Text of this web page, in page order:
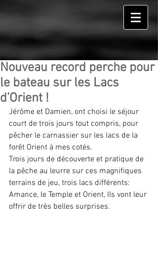
Nouveau record perche pour
le bateau sur les Lacs
d’Orient !
Jérôme et Damien, ont choisi le séjour
court de trois jours tout compris, pour
pêcher le carnassier sur les lacs de la
forêt Orient à mes cotés.
Trois jours de découverte et pratique de
la pêche au leurre sur ces magnifiques
terrains de jeu, trois lacs différents:
Amance, le Temple et Orient, Ils vont leur
offrir de très belles surprises.